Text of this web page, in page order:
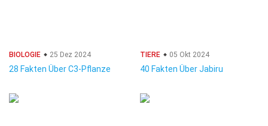
BIOLOGIE 25 Dez 2024
28 Fakten Über C3-Pflanze
TIERE 05 Okt 2024
40 Fakten Über Jabiru